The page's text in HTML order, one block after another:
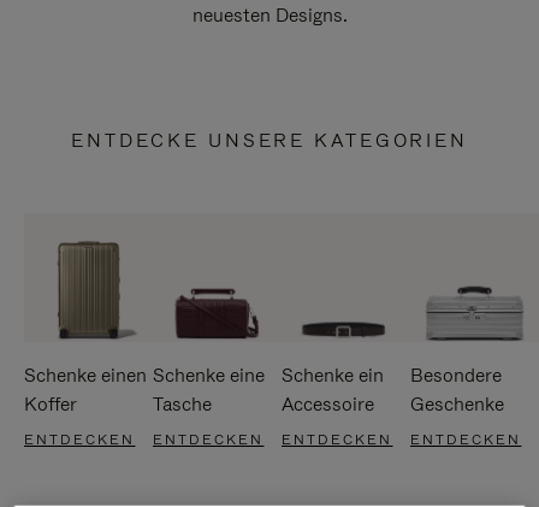
neuesten Designs.
ENTDECKE UNSERE KATEGORIEN
Schenke einen
Koffer
ENTDECKEN
Schenke eine
Tasche
ENTDECKEN
Schenke ein
Accessoire
ENTDECKEN
Besondere
Geschenke
ENTDECKEN